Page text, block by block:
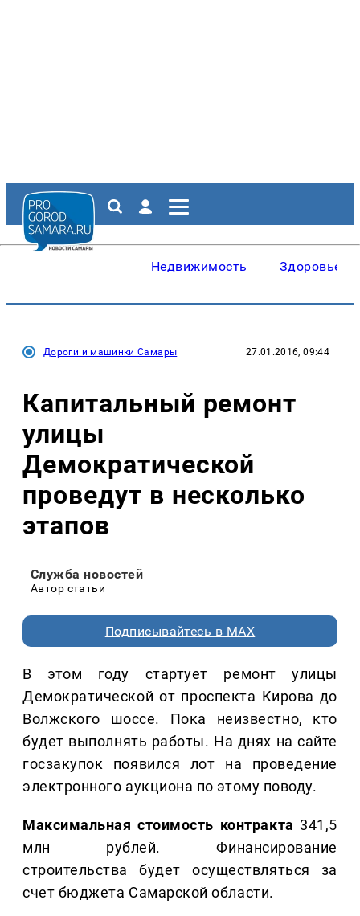
Недвижимость Здоровье
Дороги и машинки Самары 27.01.2016, 09:44
Капитальный ремонт
улицы
Демократической
проведут в несколько
этапов
Служба новостей
Автор статьи
Подписывайтесь в MAX
В этом году стартует ремонт улицы
Демократической от проспекта Кирова до
Волжского шоссе. Пока неизвестно, кто
будет выполнять работы. На днях на сайте
госзакупок появился лот на проведение
электронного аукциона по этому поводу.
Максимальная стоимость контракта 341,5
млн рублей. Финансирование
строительства будет осуществляться за
счет бюджета Самарской области.